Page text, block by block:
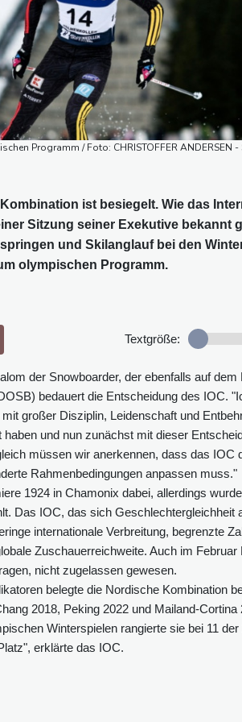
Programm / Foto: CHRISTOFFER ANDERSEN -
ist besiegelt. Wie das
Sitzung seiner Exekutive bekannt
und Skilanglauf bei den
olympischen Programm.
Textgröße:
der Snowboarder, der ebenfalls auf
bedauert die Entscheidung des IOC.
großer Disziplin, Leidenschaft und
und nun zunächst mit dieser
müssen wir anerkennen, dass das IOC
Rahmenbedingungen anpassen muss."
1924 in Chamonix dabei, allerdings
Das IOC, das sich Geschlechtergleichheit
internationale Verbreitung, begrenzte
Zuschauerreichweite. Auch im
nicht zugelassen gewesen.
belegte die Nordische Kombination
2018, Peking 2022 und Mailand-
Winterspielen rangierte sie bei 11
erklärte das IOC.